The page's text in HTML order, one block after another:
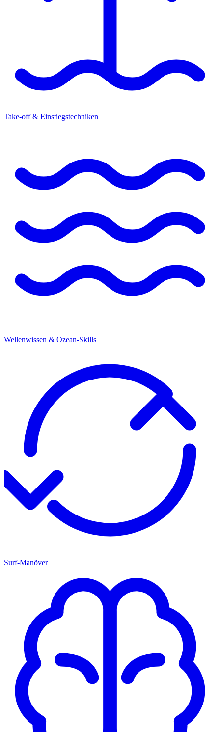
Take-off & Einstiegstechniken
Wellenwissen & Ozean-Skills
Surf-Manöver